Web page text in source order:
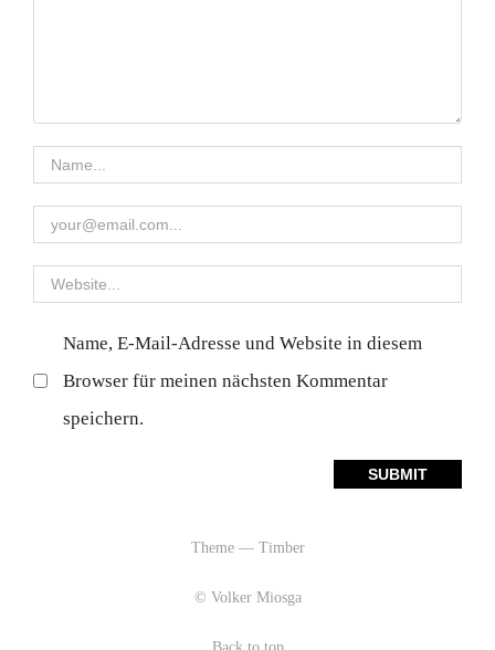
Name, E-Mail-Adresse und Website in diesem
Browser für meinen nächsten Kommentar
speichern.
Theme — Timber
© Volker Miosga